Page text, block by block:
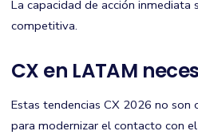
La capacidad de acción inmediata
competitiva.
CX en LATAM
Estas tendencias CX 2026 no son
para modernizar el contacto con